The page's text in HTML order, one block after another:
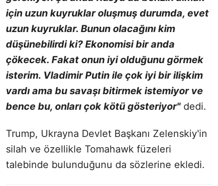
için uzun kuyruklar oluşmuş durumda, evet
uzun kuyruklar. Bunun olacağını kim
düşünebilirdi ki? Ekonomisi bir anda
çökecek. Fakat onun iyi olduğunu görmek
isterim. Vladimir Putin ile çok iyi bir ilişkim
vardı ama bu savaşı bitirmek istemiyor ve
bence bu, onları çok kötü gösteriyor"dedi.
Trump, Ukrayna Devlet Başkanı Zelenskiy'in
silah ve özellikle Tomahawk füzeleri
talebinde bulunduğunu da sözlerine ekledi.